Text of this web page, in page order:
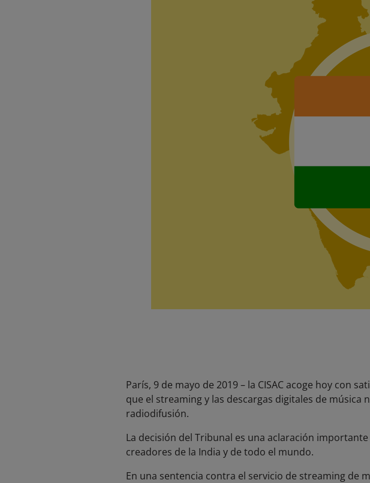
París, 9 de mayo de 2019 – la CISAC acoge hoy con
que el streaming y las descargas digitales de
radiodifusión.
La decisión del Tribunal es una aclaración
creadores de la India y de todo el mundo.
En una sentencia contra el servicio de streaming de